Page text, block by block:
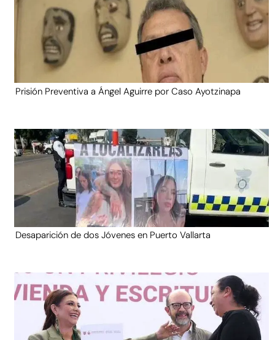
Prisión Preventiva a Ángel Aguirre por Caso Ayotzinapa
Desaparición de dos Jóvenes en Puerto Vallarta